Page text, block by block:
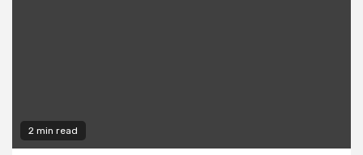
2 min read